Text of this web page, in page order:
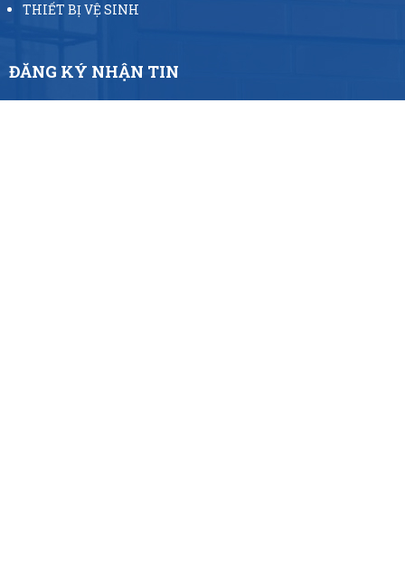
THIẾT BỊ VỆ SINH
ĐĂNG KÝ NHẬN TIN